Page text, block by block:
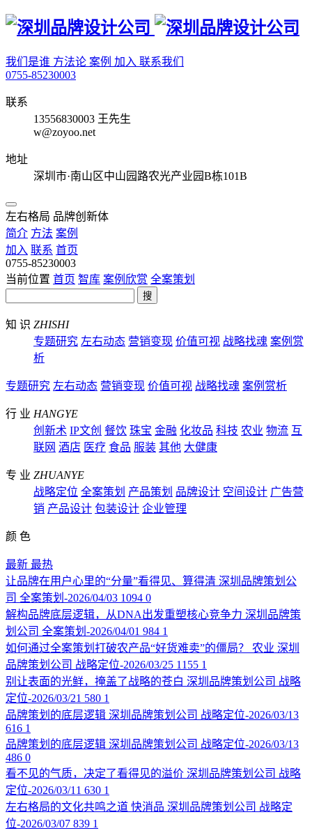
我们是谁 方法论 案例 加入 联系我们
0755-85230003
联系
13556830003 王先生
w@zoyoo.net
地址
深圳市·南山区中山园路农光产业园B栋101B
左右格局 品牌创新体
简介 方法 案例
加入 联系 首页
0755-85230003
当前位置 首页 智库 案例欣赏 全案策划
搜
知 识 ZHISHI
专题研究 左右动态 营销变现 价值可视 战略找魂 案例赏
析
专题研究 左右动态 营销变现 价值可视 战略找魂 案例赏析
行 业 HANGYE
创新术 IP文创 餐饮 珠宝 金融 化妆品 科技 农业 物流 互
联网 酒店 医疗 食品 服装 其他 大健康
专 业 ZHUANYE
战略定位 全案策划 产品策划 品牌设计 空间设计 广告营
销 产品设计 包装设计 企业管理
颜 色
最新 最热
让品牌在用户心里的“分量”看得见、算得清 深圳品牌策划公
司 全案策划-2026/04/03 1094 0
解构品牌底层逻辑，从DNA出发重塑核心竞争力 深圳品牌策
划公司 全案策划-2026/04/01 984 1
如何通过全案策划打破农产品“好货难卖”的僵局？
农业 深圳
品牌策划公司 战略定位-2026/03/25 1155 1
别让表面的光鲜，掩盖了战略的苍白 深圳品牌策划公司 战略
定位-2026/03/21 580 1
品牌策划的底层逻辑 深圳品牌策划公司 战略定位-2026/03/13
616 1
品牌策划的底层逻辑 深圳品牌策划公司 战略定位-2026/03/13
486 0
看不见的气质，决定了看得见的溢价 深圳品牌策划公司 战略
定位-2026/03/11 630 1
左右格局的文化共鸣之道 快消品 深圳品牌策划公司 战略定
位-2026/03/07 839 1